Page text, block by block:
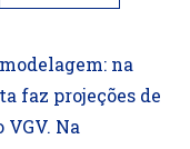
na
faz projeções de
Na